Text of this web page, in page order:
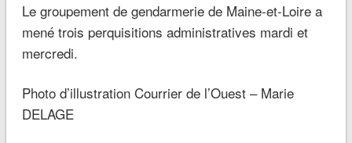
Le groupement de gendarmerie de Maine-et-Loire a
mené trois perquisitions administratives mardi et
mercredi.
Photo d’illustration Courrier de l’Ouest – Marie
DELAGE